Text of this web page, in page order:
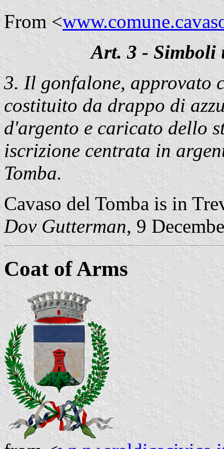
From <
Art. 3 -
3. Il gonfalone, approvato
costituito da drappo di
d'argento e caricato dello
iscrizione centrata in
Tomba.
Cavaso del Tomba is in
Dov Gutterman, 9
Coat of Arms